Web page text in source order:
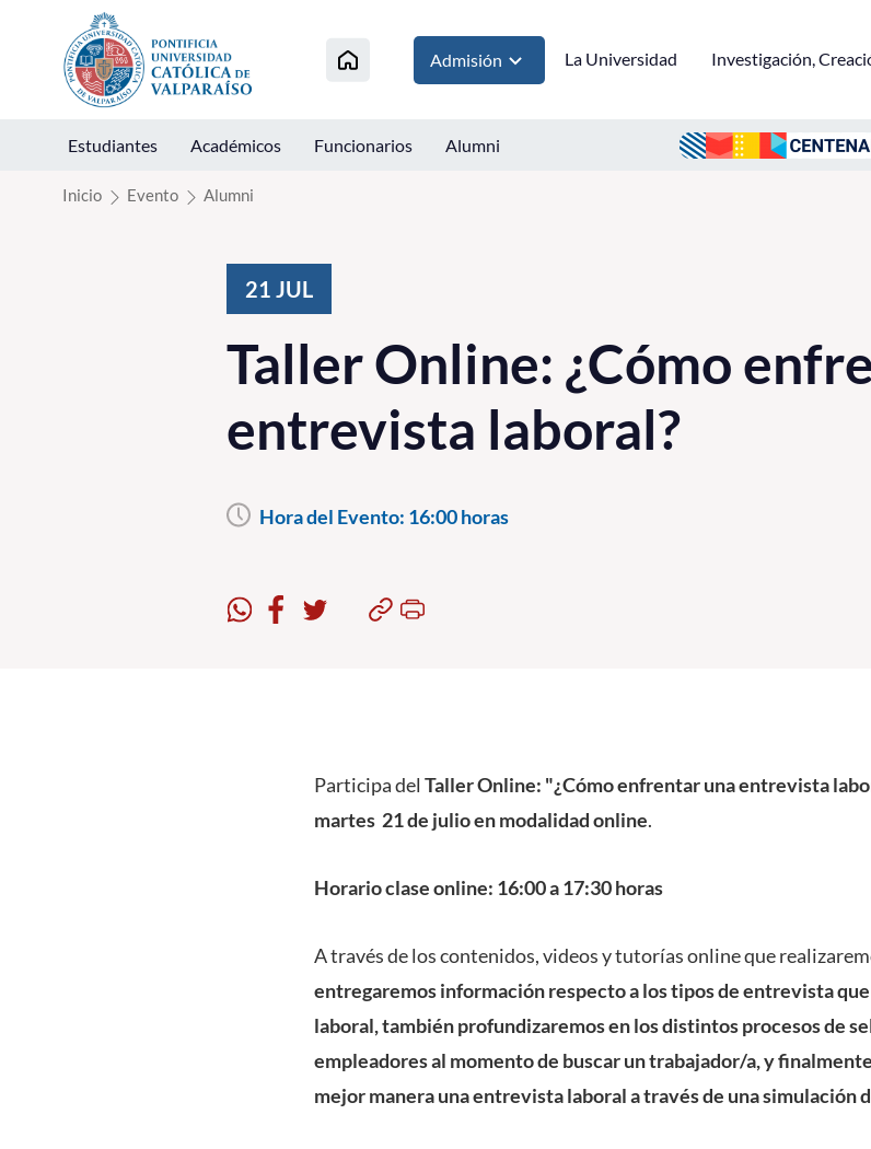
Click acá para ir directamente al contenido
Admisión La Universidad Investigación,
Estudiantes Académicos Funcionarios Alumni
Inicio Evento Alumni
21 JUL
Taller Online: ¿Cómo
entrevista laboral?
Hora del Evento: 16:00 horas
Participa del Taller Online: "¿Cómo enfrentar una entrevista
martes 21 de julio en modalidad online.
Horario clase online: 16:00 a 17:30 horas
A través de los contenidos, videos y tutorías online que
entregaremos información respecto a los tipos de entrevista
laboral, también profundizaremos en los distintos procesos de
empleadores al momento de buscar un trabajador/a, y
mejor manera una entrevista laboral a través de una simulación